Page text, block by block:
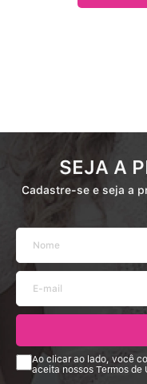
SEJA A
Cadastre-se e seja a
Ao clicar ao lado, você
aceita nossos Termos